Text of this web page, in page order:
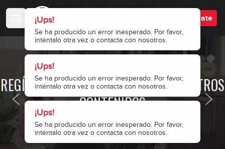
inténtalo otra vez o contacta con nosotros.
Regístrate
REGÍSTRATE Y ACCEDE A TODOS NUESTROS
CONTENIDOS
Accede Regístrate
01:20:40
9
Live #9 con Miki Santamaria
Live #10 Improvisación